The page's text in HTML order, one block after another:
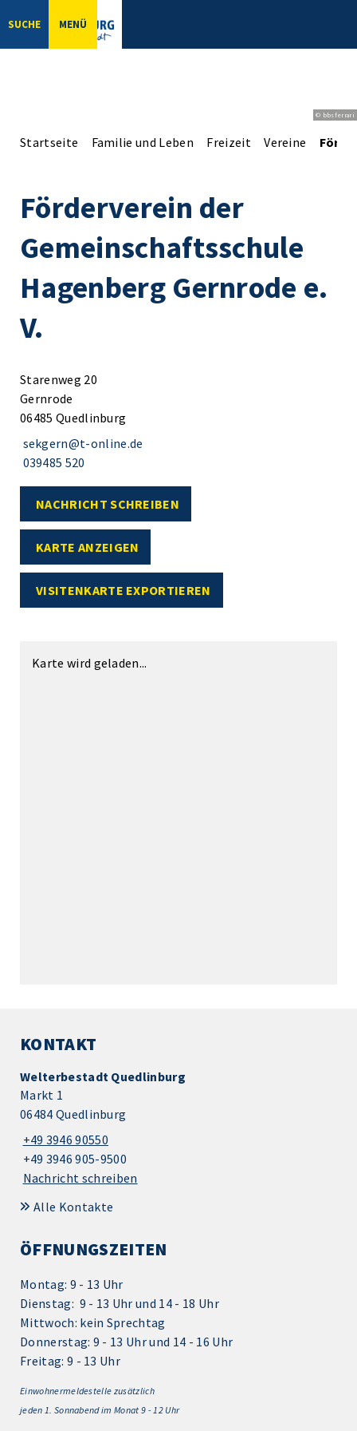
SUCHE MENÜ
© bbsferrari
Startseite Familie und Leben Freizeit Vereine
Förderverein der
Gemeinschaftsschule
Hagenberg Gernrode e.
V.
Starenweg 20
Gernrode
06485 Quedlinburg
sekgern@t-online.de
039485 520
NACHRICHT SCHREIBEN
KARTE ANZEIGEN
VISITENKARTE EXPORTIEREN
Karte wird geladen...
KONTAKT
Welterbestadt Quedlinburg
Markt 1
06484 Quedlinburg
+49 3946 90550
+49 3946 905-9500
Nachricht schreiben
Alle Kontakte
ÖFFNUNGSZEITEN
Montag: 9 - 13 Uhr
Dienstag: 9 - 13 Uhr und 14 - 18 Uhr
Mittwoch: kein Sprechtag
Donnerstag: 9 - 13 Uhr und 14 - 16 Uhr
Freitag: 9 - 13 Uhr
Einwohnermeldestelle zusätzlich
jeden 1. Sonnabend im Monat 9 - 12 Uhr